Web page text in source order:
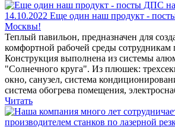
14.10.2022 Еще один наш продукт -
Москвы!
Теплый павильон, предназначен для
комфортной рабочей среды сотрудникам
Конструкция выполнена из системы
"Солнечного круга". Из плюшек:
окно, санузел, система
система обогрева помещения,
Читать